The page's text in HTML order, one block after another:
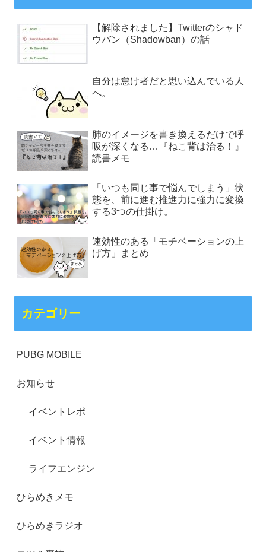
【解除されました】Twitterのシャド
ウバン（Shadowban）の話
自分は怠け者だと思い込んでいる人
へ。
肺のイメージを書き換えるだけで呼
吸が深くなる…『ねこ背は治る！』
読書メモ
「いつも同じ事で悩んでしまう」状
態を、前に進む推進力に強力に変換
する3つの仕掛け。
速効性のある「モチベーションの上
げ方」まとめ
カテゴリー
PUBG MOBILE
お知らせ
イベントレポ
イベント情報
ライフエンジン
ひらめきメモ
ひらめきラジオ